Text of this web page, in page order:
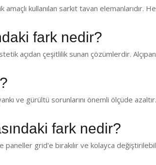
kullanılan sarkıt tavan elemanlarıdır.
fark nedir?
açıdan çeşitlilik sunan çözümlerdir.
ve gürültü sorunlarını önemli ölçüde
fark nedir?
grid'e bırakılır ve kolayca